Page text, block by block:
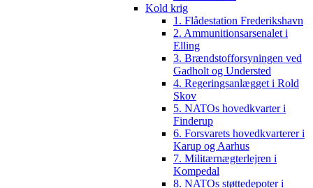
Kold krig
1. Flådestation Frederikshavn
2. Ammunitionsarsenalet i
Elling
3. Brændstofforsyningen ved
Gadholt og Understed
4. Regeringsanlægget i Rold
Skov
5. NATOs hovedkvarter i
Finderup
6. Forsvarets hovedkvarterer i
Karup og Aarhus
7. Militærnægterlejren i
Kompedal
8. NATOs støttedepoter i